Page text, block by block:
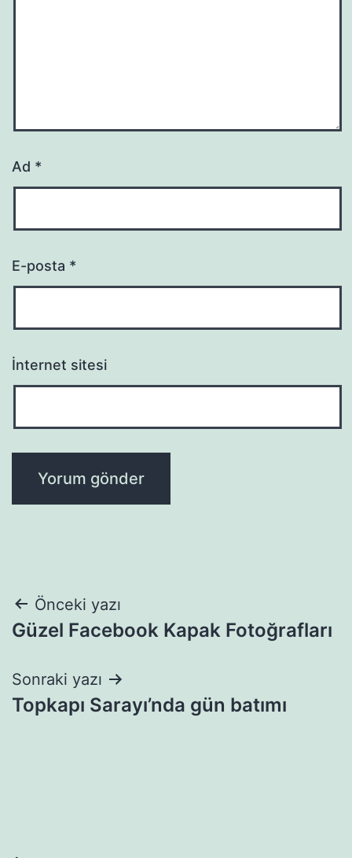
Ad *
E-posta *
İnternet sitesi
Yazı
gezinmesi
Önceki yazı
Güzel Facebook Kapak Fotoğrafları
Sonraki yazı
Topkapı Sarayı’nda gün batımı